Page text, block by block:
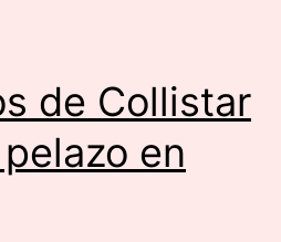
de Collistar
en